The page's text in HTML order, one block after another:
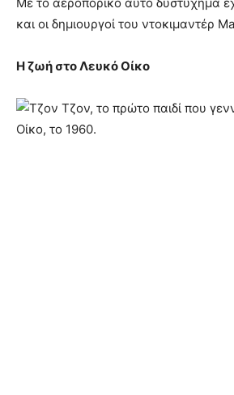
και οι δημιουργοί του ντοκιμαντέρ
Η ζωή στο Λευκό Οίκο